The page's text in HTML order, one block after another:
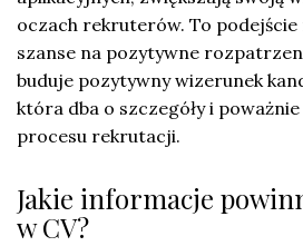
oczach rekruterów. To podejście
szanse na pozytywne
buduje pozytywny wizerunek
która dba o szczegóły i
procesu rekrutacji.
Jakie informacje
w CV?